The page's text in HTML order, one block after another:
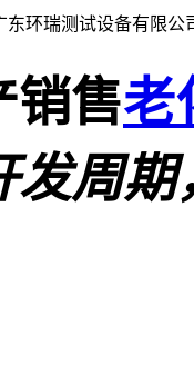
东环瑞测试设备有限公
销售老
发周